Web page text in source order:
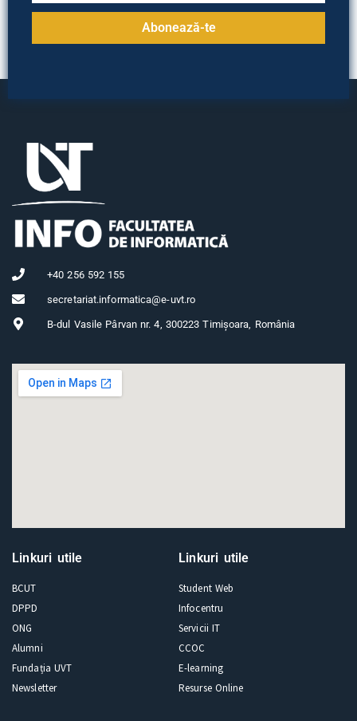
Abonează-te
+40 256 592 155
secretariat.informatica@e-uvt.ro
B-dul Vasile Pârvan nr. 4, 300223 Timișoara, România
Linkuri utile
BCUT
DPPD
ONG
Alumni
Fundația UVT
Newsletter
Linkuri utile
Student Web
Infocentru
Servicii IT
CCOC
E-learning
Resurse Online